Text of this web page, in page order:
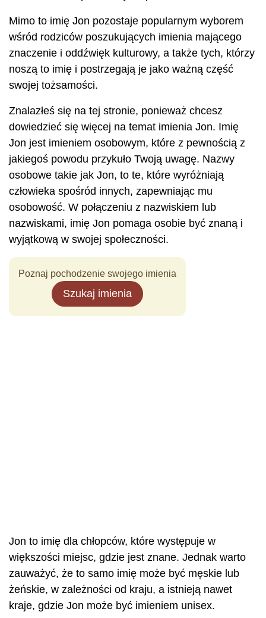
Mimo to imię Jon pozostaje popularnym wyborem
wśród rodziców poszukujących imienia mającego
znaczenie i oddźwięk kulturowy, a także tych, którzy
noszą to imię i postrzegają je jako ważną część
swojej tożsamości.
Znalazłeś się na tej stronie, ponieważ chcesz
dowiedzieć się więcej na temat imienia Jon. Imię
Jon jest imieniem osobowym, które z pewnością z
jakiegoś powodu przykuło Twoją uwagę. Nazwy
osobowe takie jak Jon, to te, które wyróżniają
człowieka spośród innych, zapewniając mu
osobowość. W połączeniu z nazwiskiem lub
nazwiskami, imię Jon pomaga osobie być znaną i
wyjątkową w swojej społeczności.
Poznaj pochodzenie swojego imienia
Szukaj imienia
Jon to imię dla chłopców, które występuje w
większości miejsc, gdzie jest znane. Jednak warto
zauważyć, że to samo imię może być męskie lub
żeńskie, w zależności od kraju, a istnieją nawet
kraje, gdzie Jon może być imieniem unisex.